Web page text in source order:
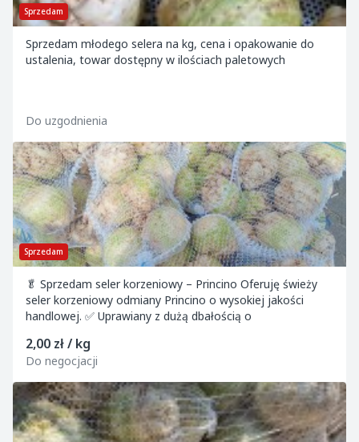
Sprzedam
Sprzedam młodego selera na kg, cena i opakowanie do
ustalenia, towar dostępny w ilościach paletowych
Do uzgodnienia
Sprzedam
🥬 Sprzedam seler korzeniowy – Princino Oferuję świeży
seler korzeniowy odmiany Princino o wysokiej jakości
handlowej. ✅ Uprawiany z dużą dbałością o
2,00 zł / kg
Do negocjacji